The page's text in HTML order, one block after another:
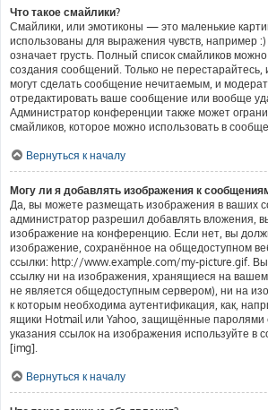
Что такое смайлики?
Смайлики, или эмотиконы — это маленькие
использованы для выражения чувств, например :)
означает грусть. Полный список смайликов
создания сообщений. Только не перестарайтесь,
могут сделать сообщение нечитаемым, и
отредактировать ваше сообщение или вообще
Администратор конференции также может
смайликов, которое можно использовать в
Вернуться к началу
Могу ли я добавлять изображения к
Да, вы можете размещать изображения в ваших
администратор разрешил добавлять вложения,
изображение на конференцию. Если нет, вы
изображение, сохранённое на общедоступном
ссылки: http://www.example.com/my-picture.gif.
ссылку ни на изображения, хранящиеся на
не является общедоступным сервером), ни на
к которым необходима аутентификация, как,
ящики Hotmail или Yahoo, защищённые паролями
указания ссылок на изображения используйте в
[img].
Вернуться к началу